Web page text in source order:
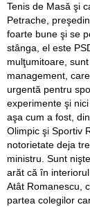
Tenis de Masă şi
Petrache,
foarte bune şi se
stânga, el este
mulţumitoare,
management,
urgentă pentru
experimente şi
aşa cum a fost,
Olimpic şi Sportiv
notorietate deja
ministru. Sunt
arăt că în
Atât Romanescu,
partea colegilor